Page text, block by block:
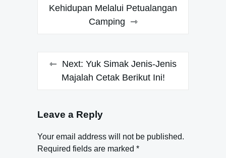
navigation
Kehidupan Melalui Petualangan
Camping
Next: Yuk Simak Jenis-Jenis
Majalah Cetak Berikut Ini!
Leave a Reply
Your email address will not be published.
Required fields are marked *